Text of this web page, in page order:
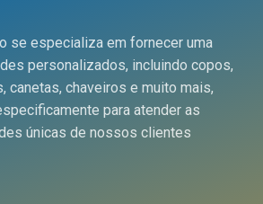
se especializa em fornecer uma
personalizados, incluindo copos,
canetas, chaveiros e muito mais,
para atender as
únicas de nossos clientes